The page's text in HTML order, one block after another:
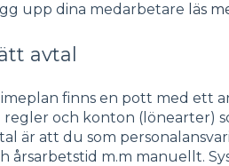
upp dina medarbetare läs
avtal
finns en pott med ett
och konton (lönearter)
är att du som
årsarbetstid m.m manuellt.